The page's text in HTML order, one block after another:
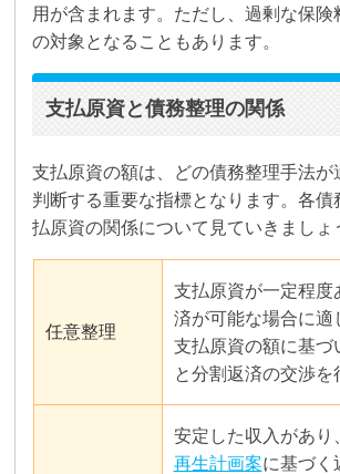
用が含まれます。ただし、過剰な保険
の対象となることもあります。
支払原資と債務整理の関係
支払原資の額は、どの債務整理手法が
判断する重要な指標となります。各債
払原資の関係について見ていきましょ
任意整理
支払原資が一定程度
済が可能な場合に適
支払原資の額に基づ
と分割返済の交渉を
安定した収入があり
再生計画案に基づく